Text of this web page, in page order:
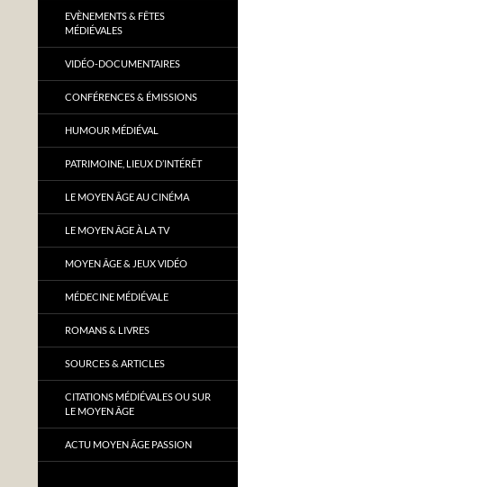
EVÈNEMENTS & FÊTES
MÉDIÉVALES
VIDÉO-DOCUMENTAIRES
CONFÉRENCES & ÉMISSIONS
HUMOUR MÉDIÉVAL
PATRIMOINE, LIEUX D’INTÉRÊT
LE MOYEN ÂGE AU CINÉMA
LE MOYEN ÂGE À LA TV
MOYEN ÂGE & JEUX VIDÉO
MÉDECINE MÉDIÉVALE
ROMANS & LIVRES
SOURCES & ARTICLES
CITATIONS MÉDIÉVALES OU SUR
LE MOYEN ÂGE
ACTU MOYEN ÂGE PASSION